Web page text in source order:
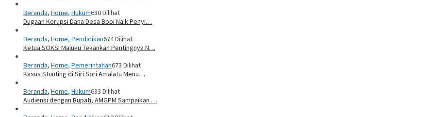
Beranda, Home, Hukum680 Dilihat
Dugaan Korupsi Dana Desa Booi Naik Penyi…
Beranda, Home, Pendidikan674 Dilihat
Ketua SOKSI Maluku Tekankan Pentingnya N…
Beranda, Home, Pemerintahan673 Dilihat
Kasus Stunting di Siri Sori Amalatu Menu…
Beranda, Home, Hukum633 Dilihat
Audiensi dengan Bupati, AMGPM Sampaikan …